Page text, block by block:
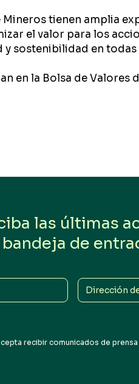
tienen amplia
el valor para los
sostenibilidad en todas
en la Bolsa de
las últimas
de
Dirección
de
recibir comunicados de